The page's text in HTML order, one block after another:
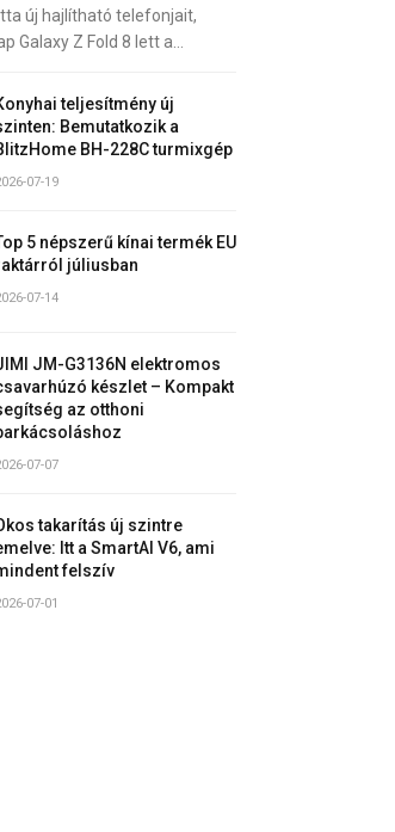
új hajlítható telefonjait,
Galaxy Z Fold 8 lett a…
teljesítmény új
Bemutatkozik a
BH-228C turmixgép
07-19
5 népszerű kínai termék EU
júliusban
07-14
JM-G3136N elektromos
készlet – Kompakt
az otthoni
07-07
takarítás új szintre
Itt a SmartAI V6, ami
felszív
07-01